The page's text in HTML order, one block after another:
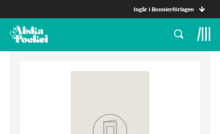
Ingår i Bonnierförlagen